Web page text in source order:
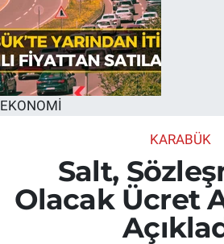
EKONOMİ
KARABÜK
Salt,
Olacak Ücret